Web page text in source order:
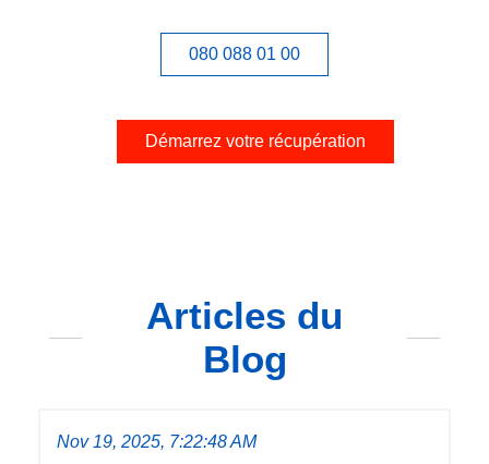
080 088 01 00
Démarrez votre récupération
Articles du
Blog
Nov 19, 2025, 7:22:48 AM